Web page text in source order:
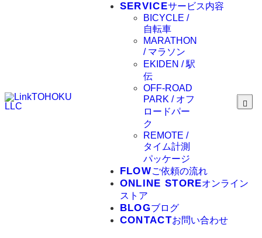
SERVICEサービス内容
BICYCLE /
自転車
MARATHON
/ マラソン
EKIDEN / 駅
伝
OFF-ROAD
PARK / オフ
ロードパー
ク
REMOTE /
タイム計測
パッケージ
FLOWご依頼の流れ
ONLINE STOREオンライン
ストア
BLOGブログ
CONTACTお問い合わせ